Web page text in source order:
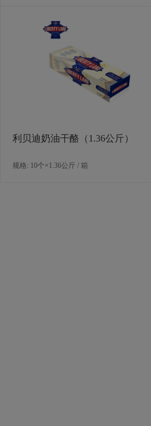
利贝迪奶油干酪（1.36公斤）
规格: 10个×1.36公斤 / 箱